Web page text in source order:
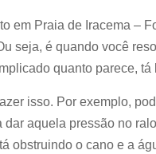
em Praia de Iracema –
seja, é quando você
quanto parece, tá
isso. Por exemplo,
dar aquela pressão no
obstruindo o cano e a